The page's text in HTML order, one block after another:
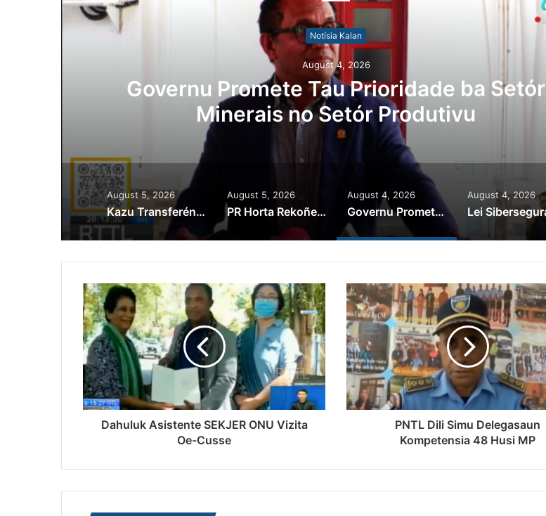
Notísia Kalan
August 4, 2026
Governu Promete Tau Prioridade ba Setór
Minerais no Setór Produtivu
August 5, 2026
Kazu Transferénsia Osan Millaun 42 Husi Singapura, Advogadu Sei Halo Rekursu
August 5, 2026
PR Horta Rekoñese Timoroan Sira Iha Diáspora Nia Kontribuisaun
August 4, 2026
Governu Promete Tau Prioridade ba Setór Minerais no Setór Produtivu
August 4, 2026
Dahuluk Asistente SEKJER ONU Vizita
Oe-Cusse
PNTL Dili Simu Delegasaun
Kompetensia 48 Husi MP